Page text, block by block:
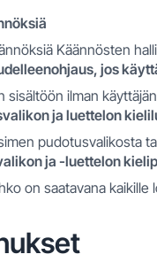
Käännösten
jos
sisältöön ilman
ja luettelon
pudotusvalikosta
ja -luettelon
on saatavana kaikille